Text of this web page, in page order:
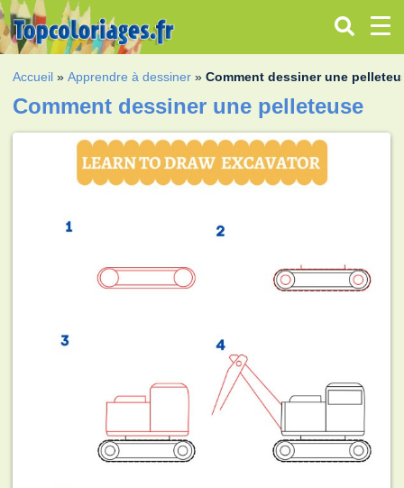
Accueil »Apprendre à dessiner »Comment dessiner une
Comment dessiner une pelleteuse